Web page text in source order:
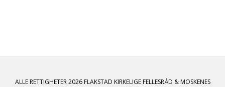
ALLE RETTIGHETER 2026 FLAKSTAD KIRKELIGE FELLESRÅD & MOSKENES